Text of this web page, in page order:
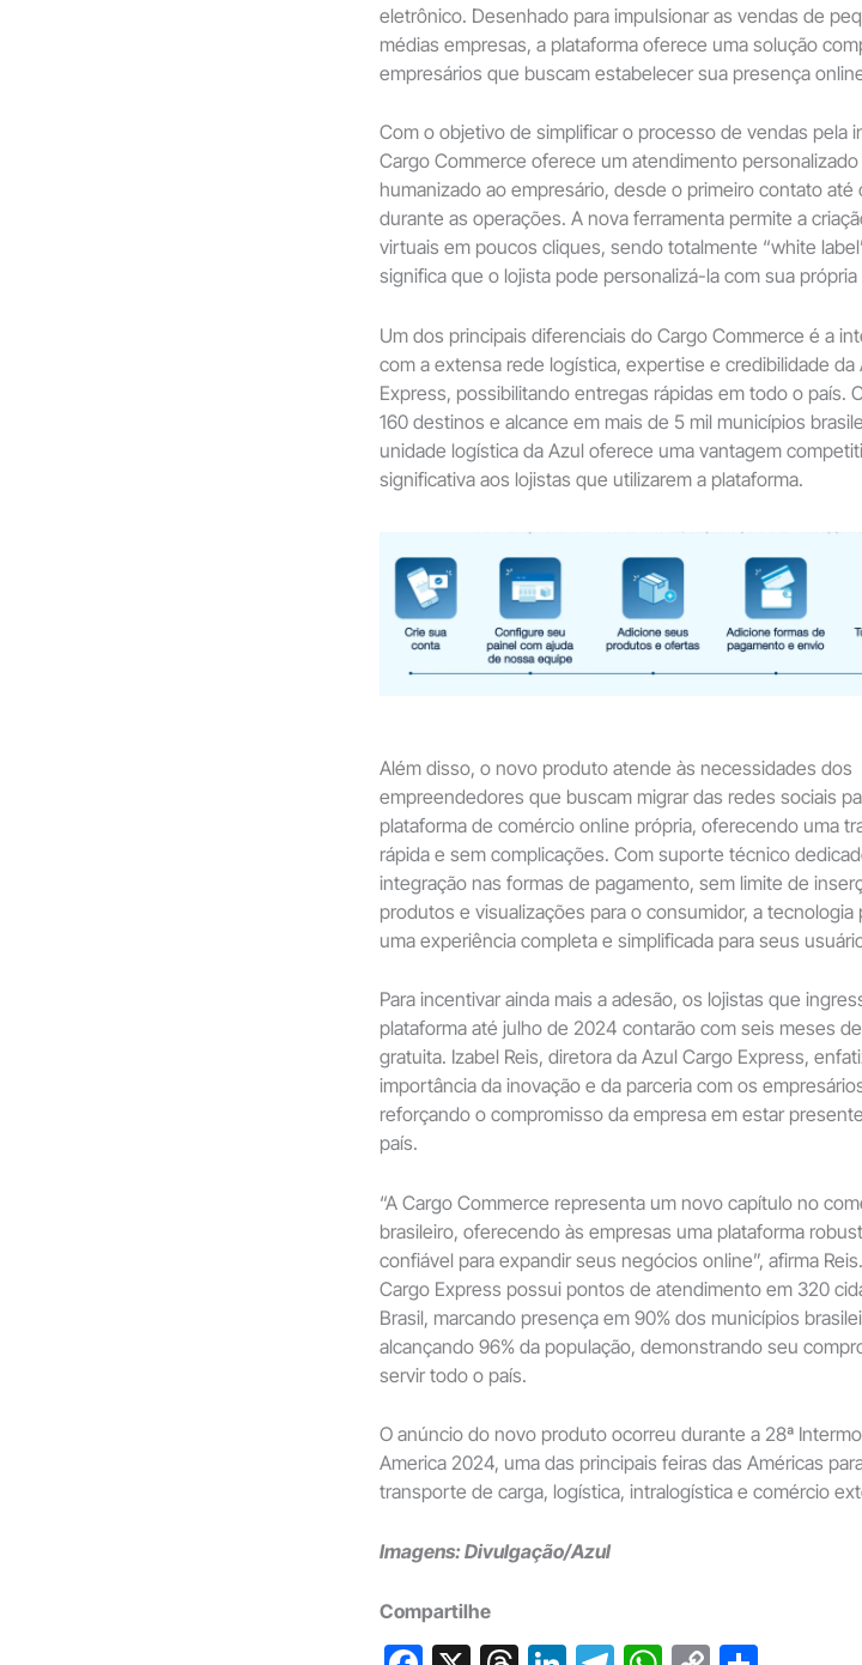
eletrônico. Desenhado para impulsionar as vendas de
médias empresas, a plataforma oferece uma solução
empresários que buscam estabelecer sua presença
Com o objetivo de simplificar o processo de vendas pela
Cargo Commerce oferece um atendimento personalizado
humanizado ao empresário, desde o primeiro contato até
durante as operações. A nova ferramenta permite a
virtuais em poucos cliques, sendo totalmente “white
significa que o lojista pode personalizá-la com sua própria
Um dos principais diferenciais do Cargo Commerce é a
com a extensa rede logística, expertise e credibilidade da
Express, possibilitando entregas rápidas em todo o país.
160 destinos e alcance em mais de 5 mil municípios
unidade logística da Azul oferece uma vantagem
significativa aos lojistas que utilizarem a plataforma.
Além disso, o novo produto atende às necessidades dos
empreendedores que buscam migrar das redes sociais
plataforma de comércio online própria, oferecendo uma
rápida e sem complicações. Com suporte técnico
integração nas formas de pagamento, sem limite de
produtos e visualizações para o consumidor, a tecnologia
uma experiência completa e simplificada para seus
Para incentivar ainda mais a adesão, os lojistas que
plataforma até julho de 2024 contarão com seis meses
gratuita. Izabel Reis, diretora da Azul Cargo Express,
importância da inovação e da parceria com os
reforçando o compromisso da empresa em estar
país.
“A Cargo Commerce representa um novo capítulo no
brasileiro, oferecendo às empresas uma plataforma
confiável para expandir seus negócios online”, afirma
Cargo Express possui pontos de atendimento em 320
Brasil, marcando presença em 90% dos municípios
alcançando 96% da população, demonstrando seu
servir todo o país.
O anúncio do novo produto ocorreu durante a 28ª
America 2024, uma das principais feiras das Américas
transporte de carga, logística, intralogística e comércio
Imagens: Divulgação/Azul
Compartilhe